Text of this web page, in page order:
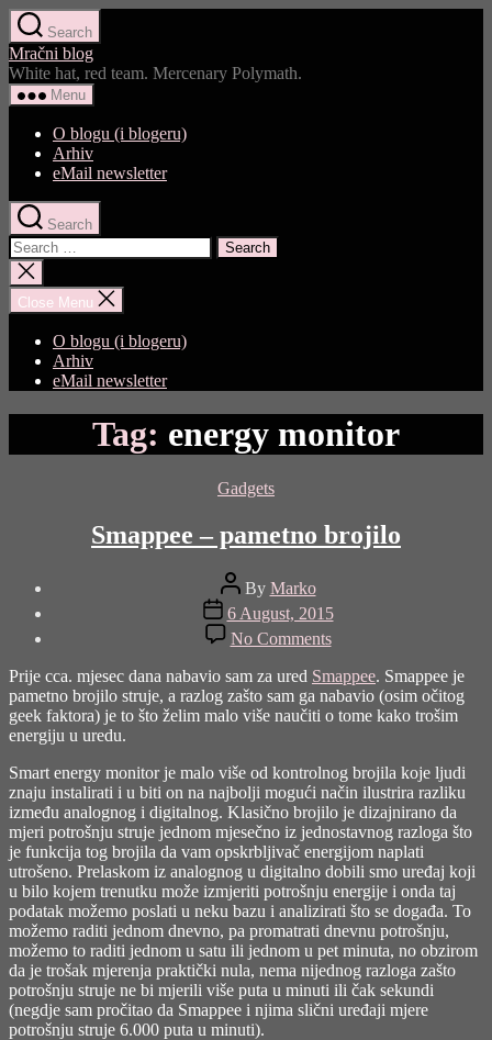
Skip
to
the
content
Search
Mračni blog
White hat, red team. Mercenary Polymath.
Menu
O blogu (i blogeru)
Arhiv
eMail newsletter
Search
Search
for:
Close
search
Close Menu
O blogu (i blogeru)
Arhiv
eMail newsletter
Tag: energy monitor
Categories
Gadgets
Smappee – pametno brojilo
Post
author
By Marko
Post
date
6 August, 2015
No Commentson
Smappee
–
pametno
brojilo
Prije cca. mjesec dana nabavio sam za ured Smappee. Smappee je
pametno brojilo struje, a razlog zašto sam ga nabavio (osim očitog
geek faktora) je to što želim malo više naučiti o tome kako trošim
energiju u uredu.
Smart energy monitor je malo više od kontrolnog brojila koje ljudi
znaju instalirati i u biti on na najbolji mogući način ilustrira razliku
između analognog i digitalnog. Klasično brojilo je dizajnirano da
mjeri potrošnju struje jednom mjesečno iz jednostavnog razloga što
je funkcija tog brojila da vam opskrbljivač energijom naplati
utrošeno. Prelaskom iz analognog u digitalno dobili smo uređaj koji
u bilo kojem trenutku može izmjeriti potrošnju energije i onda taj
podatak možemo poslati u neku bazu i analizirati što se događa. To
možemo raditi jednom dnevno, pa promatrati dnevnu potrošnju,
možemo to raditi jednom u satu ili jednom u pet minuta, no obzirom
da je trošak mjerenja praktički nula, nema nijednog razloga zašto
potrošnju struje ne bi mjerili više puta u minuti ili čak sekundi
(negdje sam pročitao da Smappee i njima slični uređaji mjere
potrošnju struje 6.000 puta u minuti).